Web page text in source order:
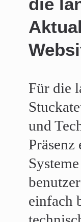
Für die
und
einfach